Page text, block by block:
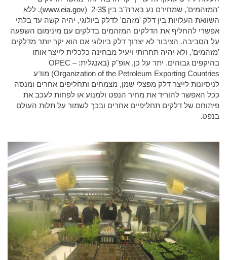
'המזהמים', שמחירם נע בארה"ב בין 2-3$ (
www.eia.gov). ללא
השוואת העלויות בין דלק 'מזהם' לדלק ביולוגי, יהיה קשה עד בלתי
אפשרי להחליף את הדלקים המזהמים בדלקים עם מינימום השפעה
על הסביבה. הציבור לא יצרוך דלק ביולוגי אם הוא יקר יותר מדלקים
'מזהמים', ולא יהיה תחרותי ויעיל מבחינה כלכלית לייצר אותו
בהיקפים גבוהים. יתר על כן, אופ"ק (באנגלית: OPEC –
Organization of the Petroleum Exporting Countries) מודע
לניסיונות לייצר דלק מפצלי שמן, מצמחים ותחליפים אחרים ומנסה
ככל האפשר להוריד את מחיר הנפט ולמנוע או לפחות לעכב את
פיתוחם של דלקים תחליפיים אחרים ובכך לשמור על תלות העולם
בנפט.